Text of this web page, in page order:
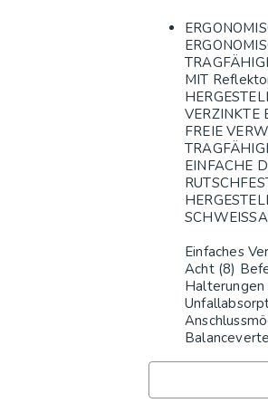
MIT
VERZINKTE
FREIE
EINFACHE
Einfaches
Acht (8)
Halterungen